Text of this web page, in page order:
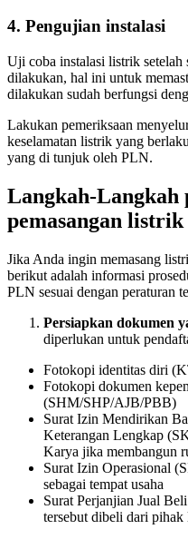
4. Pengujian instalasi
Uji coba instalasi listrik setelah
dilakukan, hal ini untuk
dilakukan sudah berfungsi
Lakukan pemeriksaan
keselamatan listrik yang
yang di tunjuk oleh PLN.
Langkah-Langkah
pemasangan
Jika Anda ingin memasang
berikut adalah informasi
PLN sesuai dengan peraturan
Persiapkan dokumen
diperlukan untuk
Fotokopi identitas diri
Fotokopi dokumen
(SHM/SHP/AJB/PBB)
Surat Izin Mendirikan
Keterangan Lengkap
Karya jika membangun
Surat Izin Operasional
sebagai tempat usaha
Surat Perjanjian Jual
tersebut dibeli dari pihak